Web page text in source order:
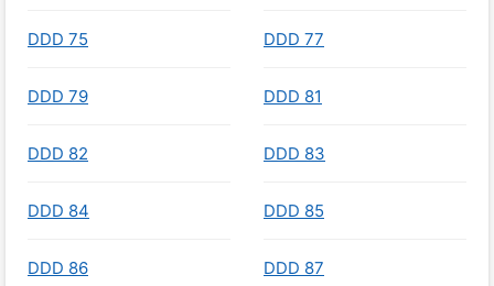
DDD 75 DDD 77
DDD 79 DDD 81
DDD 82 DDD 83
DDD 84 DDD 85
DDD 86 DDD 87